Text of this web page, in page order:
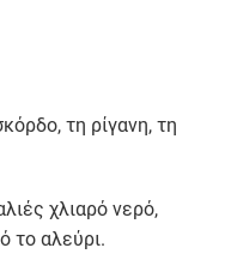
τη ρίγανη, τη
χλιαρό νερό,
το αλεύρι.